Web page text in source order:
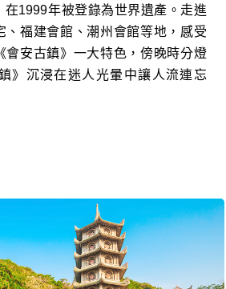
在1999年被登錄為世界遺產。走進
、福建會館、潮州會館等地，感受
會安古鎮》一大特色，傍晚時分燈
》沉浸在迷人光暈中讓人流連忘